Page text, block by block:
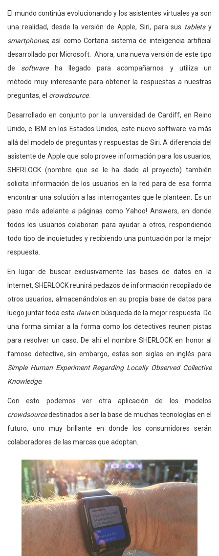
El mundo continúa evolucionando y los asistentes virtuales ya son
una realidad, desde la versión de Apple, Siri, para sus tabletsy
smartphones; así como Cortana sistema de inteligencia artificial
desarrollado por Microsoft. Ahora, una nueva versión de este tipo
de softwareha llegado para acompañarnos y utiliza un
método muy interesante para obtener la respuestas a nuestras
preguntas, el crowdsource.
Desarrollado en conjunto por la universidad de Cardiff, en Reino
Unido, e IBM en los Estados Unidos, este nuevo software va más
allá del modelo de preguntas y respuestas de Siri. A diferencia del
asistente de Apple que solo provee información para los usuarios,
SHERLOCK (nombre que se le ha dado al proyecto) también
solicita información de los usuarios en la red para de esa forma
encontrar una solución a las interrogantes que le planteen. Es un
paso más adelante a páginas como Yahoo! Answers, en donde
todos los usuarios colaboran para ayudar a otros, respondiendo
todo tipo de inquietudes y recibiendo una puntuación por la mejor
respuesta.
En lugar de buscar exclusivamente las bases de datos en la
Internet, SHERLOCK reunirá pedazos de información recopilado de
otros usuarios, almacenándolos en su propia base de datos para
luego juntar toda esta dataen búsqueda de la mejor respuesta. De
una forma similar a la forma como los detectives reunen pistas
para resolver un caso. De ahí el nombre SHERLOCK en honor al
famoso detective, sin embargo, estas son siglas en inglés para
Simple Human Experiment Regarding Locally Observed Collective
Knowledge.
Con esto podemos ver otra aplicación de los modelos
crowdsourcedestinados a ser la base de muchas tecnologías en el
futuro, uno muy brillante en donde los consumidores serán
colaboradores de las marcas que adoptan.